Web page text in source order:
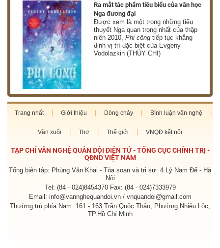
Ra mắt tác phẩm tiêu biểu của văn học
Nga đương đại
Được xem là một trong những tiểu
thuyết Nga quan trọng nhất của thập
niên 2010,Phi công tiếp tục khẳng
định vị trí đặc biệt của Evgeny
Vodolazkin (THÙY CHI)
Trang nhất Giới thiệu Dòng chảy Bình luận văn nghệ
Văn xuôi Thơ Thế giới VNQĐ kết nối
TẠP CHÍ VĂN NGHỆ QUÂN ĐỘI ĐIỆN TỬ - TỔNG CỤC CHÍNH TRỊ -
QĐND VIỆT NAM
Tổng biên tập: Phùng Văn Khai - Tòa soạn và trị sự: 4 Lý Nam Đế - Hà
Nội
Tel: (84 - 024)8454370 Fax: (84 - 024)7333979
Email: info@vannghequandoi.vn / vnquandoi@gmail.com
Thường trú phía Nam: 161 - 163 Trần Quốc Thảo, Phường Nhiêu Lộc,
TP.Hồ Chí Minh